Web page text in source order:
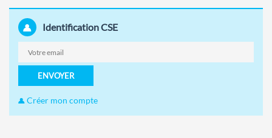
Identification CSE
ENVOYER
Créer mon compte